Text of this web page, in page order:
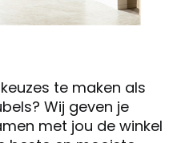
te maken als
Wij geven je
met jou de winkel